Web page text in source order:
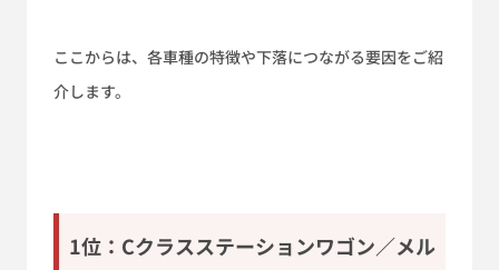
ここからは、各車種の特徴や下落につながる要因をご紹
介します。
1位：Cクラスステーションワゴン／メル